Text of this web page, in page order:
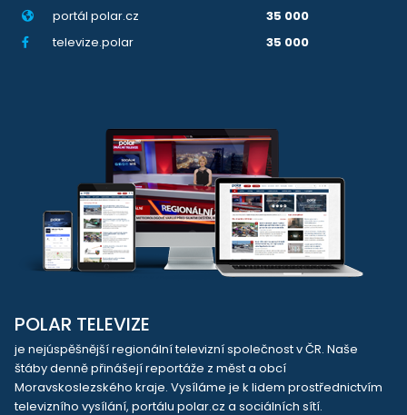
portál polar.cz
35 000
televize.polar
35 000
POLAR TELEVIZE
je nejúspěšnější regionální televizní společnost v ČR. Naše
štáby denně přinášejí reportáže z měst a obcí
Moravskoslezského kraje. Vysíláme je k lidem prostřednictvím
televizního vysílání, portálu polar.cz a sociálních sítí.